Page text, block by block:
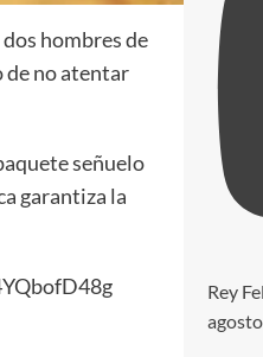
hombres de
de no atentar
señuelo
garantiza la
Rey